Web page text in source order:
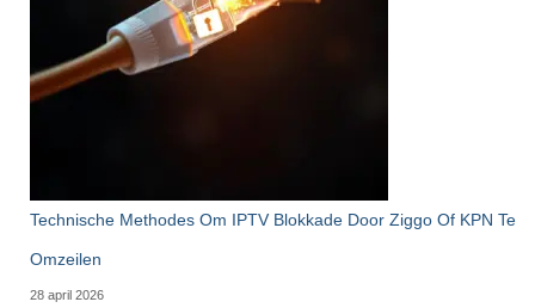
Technische Methodes Om IPTV Blokkade Door Ziggo Of KPN Te
Omzeilen
28 april 2026